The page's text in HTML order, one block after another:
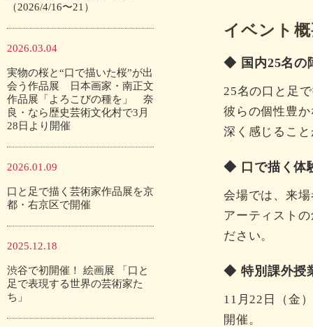
（2026/4/16〜21）
2026.03.04
実物の桜と“口で描いた桜”が出
会う作品展 日本画家・南正文
作品展「よろこびの種を」 奈
良・なら歴史芸術文化村で3月
28日より開催
2026.01.09
口と足で描く芸術家作品展を京
都・右京区で開催
2025.12.18
渋谷で初開催！ 絵画展 「口と
足で表現する世界の芸術家た
ち」
イベント
◆ 国内25名の
25名の口と足
彼らの個性豊
深く感じるこ
◆ 口で描く体
会場では、来
アーティスト
ださい。
◆ 特別課外授
11月22日（金
開催。